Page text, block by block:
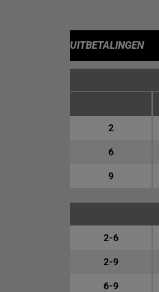
UITBETALINGEN
2
6
9
2-6
2-9
6-9